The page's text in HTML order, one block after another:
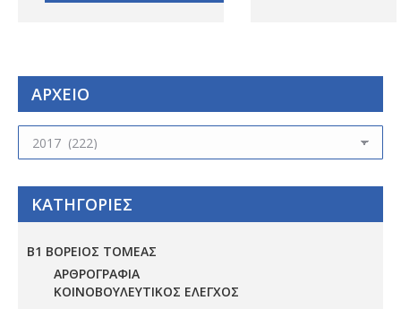
ΑΡΧΕΙΟ
ΑΡΧΕΙΟ
ΚΑΤΗΓΟΡΙΕΣ
Β1 ΒΟΡΕΙΟΣ ΤΟΜΕΑΣ
ΑΡΘΡΟΓΡΑΦΙΑ
ΚΟΙΝΟΒΟΥΛΕΥΤΙΚΟΣ ΕΛΕΓΧΟΣ